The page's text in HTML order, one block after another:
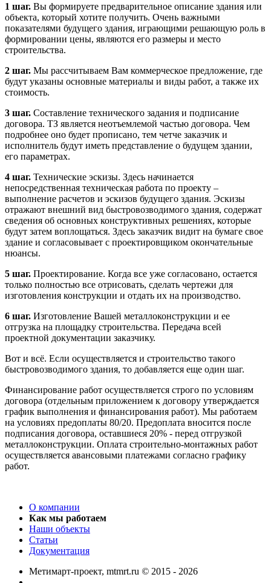
1 шаг. Вы формируете предварительное описание здания или
объекта, который хотите получить. Очень важными
показателями будущего здания, играющими решающую роль в
формировании цены, являются его размеры и место
строительства.
2 шаг. Мы рассчитываем Вам коммерческое предложение, где
будут указаны основные материалы и виды работ, а также их
стоимость.
3 шаг. Составление технического задания и подписание
договора. ТЗ является неотъемлемой частью договора. Чем
подробнее оно будет прописано, тем четче заказчик и
исполнитель будут иметь представление о будущем здании,
его параметрах.
4 шаг. Технические эскизы. Здесь начинается
непосредственная техническая работа по проекту –
выполнение расчетов и эскизов будущего здания. Эскизы
отражают внешний вид быстровозводимого здания, содержат
сведения об основных конструктивных решениях, которые
будут затем воплощаться. Здесь заказчик видит на бумаге свое
здание и согласовывает с проектировщиком окончательные
нюансы.
5 шаг. Проектирование. Когда все уже согласовано, остается
только полностью все отрисовать, сделать чертежи для
изготовления конструкции и отдать их на производство.
6 шаг. Изготовление Вашей металлоконструкции и ее
отгрузка на площадку строительства. Передача всей
проектной документации заказчику.
Вот и всё. Если осуществляется и строительство такого
быстровозводимого здания, то добавляется еще один шаг.
Финансирование работ осуществляется строго по условиям
договора (отдельным приложением к договору утверждается
график выполнения и финансирования работ). Мы работаем
на условиях предоплаты 80/20. Предоплата вносится после
подписания договора, оставшиеся 20% - перед отгрузкой
металлоконструкции. Оплата строительно-монтажных работ
осуществляется авансовыми платежами согласно графику
работ.
О компании
Как мы работаем
Наши объекты
Статьи
Документация
Метимарт-проект, mtmrt.ru © 2015 - 2026